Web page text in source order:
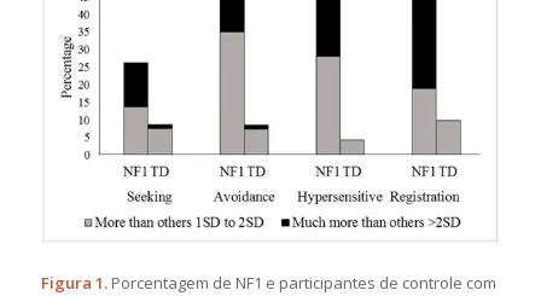
Figura 1. Porcentagem de NF1 e participantes de controle com